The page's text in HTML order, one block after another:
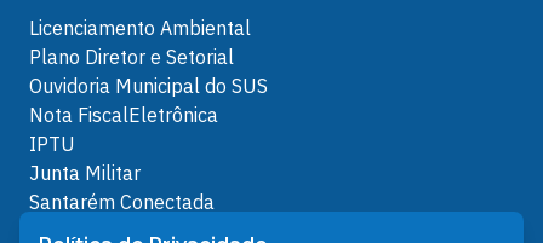
Licenciamento Ambiental
Plano Diretor e Setorial
Ouvidoria Municipal do SUS
Nota FiscalEletrônica
IPTU
Junta Militar
Santarém Conectada
Política de Privacidade